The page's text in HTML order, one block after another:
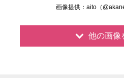
画像提供：aito（
他の画像